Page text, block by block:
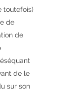
toutefois)
de
de
de le
sur son